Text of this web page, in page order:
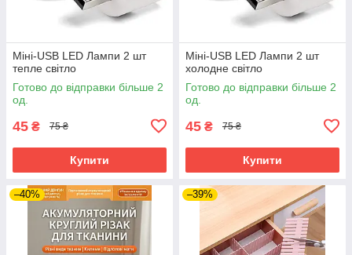
Міні-USB LED Лампи 2 шт
тепле світло
Готово до відправки більше 2
од.
45 ₴ 75 ₴
Купити
Міні-USB LED Лампи 2 шт
холодне світло
Готово до відправки більше 2
од.
45 ₴ 75 ₴
Купити
–40% –39%